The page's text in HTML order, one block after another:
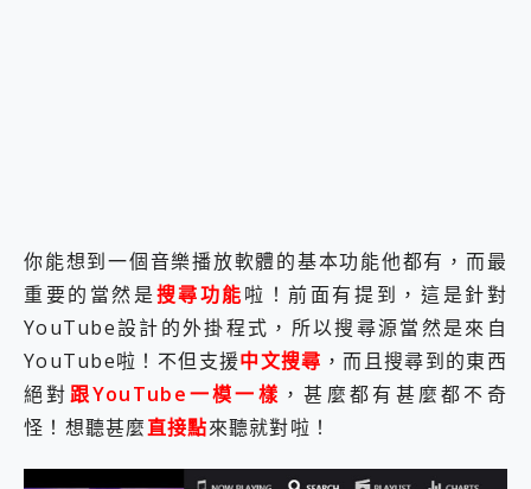
你能想到一個音樂播放軟體的基本功能他都有，而最
重要的當然是搜尋功能啦！前面有提到，這是針對
YouTube設計的外掛程式，所以搜尋源當然是來自
YouTube啦！不但支援中文搜尋 ，而且搜尋到的東西
絕對跟YouTube一模一樣 ，甚麼都有甚麼都不奇
怪！想聽甚麼直接點來聽就對啦！